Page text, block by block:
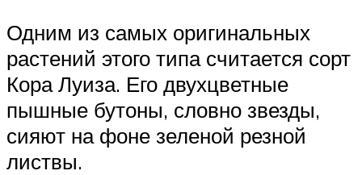
Одним из самых оригинальных
растений этого типа считается сорт
Кора Луиза. Его двухцветные
пышные бутоны, словно звезды,
сияют на фоне зеленой резной
листвы.